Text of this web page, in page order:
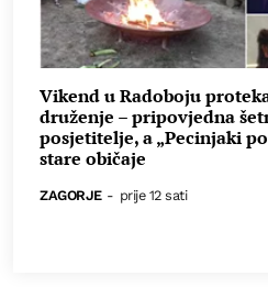
Vikend u Radoboju
druženje – pripovjedna
posjetitelje, a „Pecinjaki
stare običaje
ZAGORJE - prije 12 sati